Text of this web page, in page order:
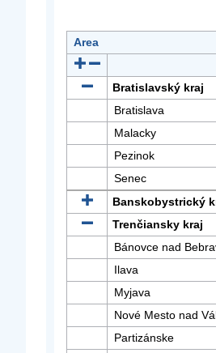
Area
Bratislavský kraj
Bratislava
Malacky
Pezinok
Senec
Banskobystrický
Trenčiansky kraj
Bánovce nad
Ilava
Myjava
Nové Mesto nad
Partizánske